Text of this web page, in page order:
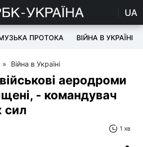
UA
ПРОТОКА ВІЙНА В УКРАЇНІ
» Війна в Україні
аеродроми
- командувач
сил
1 хв